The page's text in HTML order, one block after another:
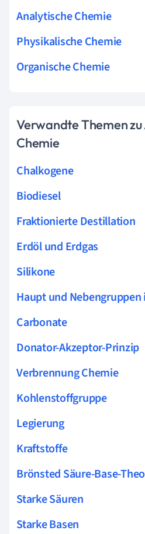
Analytische Chemie
Physikalische Chemie
Organische Chemie
Verwandte Themen
Chemie
Chalkogene
Biodiesel
Fraktionierte Destillation
Erdöl und Erdgas
Silikone
Haupt und
Carbonate
Donator-Akzeptor-Prinzip
Verbrennung Chemie
Kohlenstoffgruppe
Legierung
Kraftstoffe
Brönsted Säure-Base-
Starke Säuren
Starke Basen